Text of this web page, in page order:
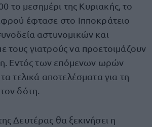
το μεσημέρι της Κυριακής, το
έφτασε στο Ιπποκράτειο
αστυνομικών και
γιατρούς να προετοιμάζουν
Εντός των επόμενων ωρών
τελικά αποτελέσματα για τη
δότη.
Δευτέρας θα ξεκινήσει η